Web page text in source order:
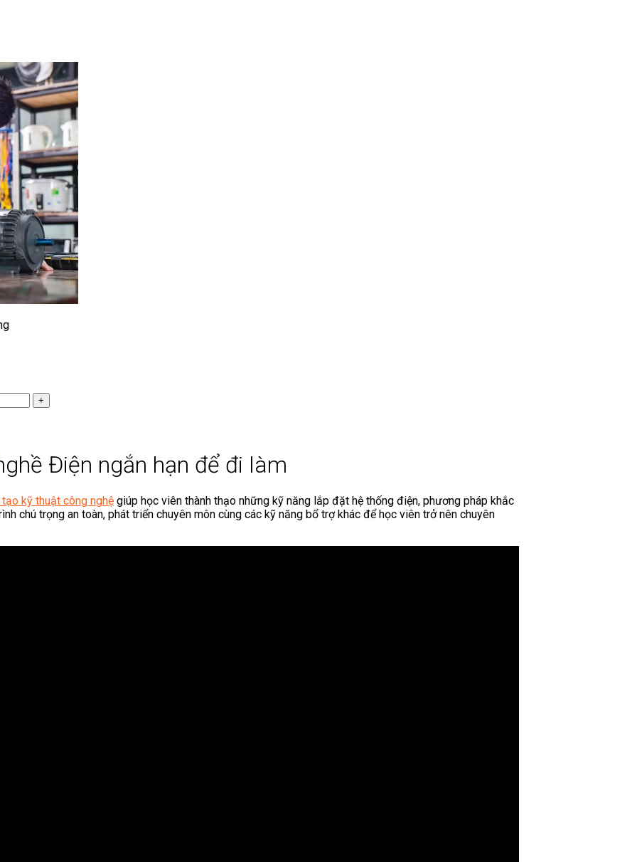
Điện ngắn hạn để đi làm
kỹ thuật công nghệ giúp học viên thành thạo những kỹ năng lắp đặt hệ thống điện, phương pháp khắc
chú trọng an toàn, phát triển chuyên môn cùng các kỹ năng bổ trợ khác để học viên trở nên chuyên